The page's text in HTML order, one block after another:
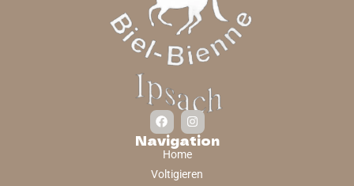
Navigation
Home
Voltigieren